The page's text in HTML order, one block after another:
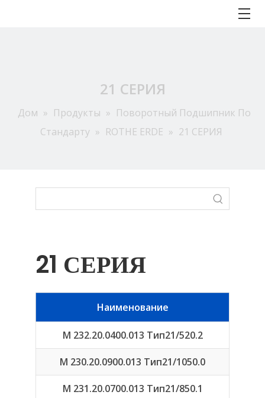
21 СЕРИЯ
Дом » Продукты » Поворотный Подшипник По
Стандарту » ROTHE ERDE » 21 СЕРИЯ
21 СЕРИЯ
Наименование
М 232.20.0400.013 Тип21/520.2
М 230.20.0900.013 Тип21/1050.0
М 231.20.0700.013 Тип21/850.1